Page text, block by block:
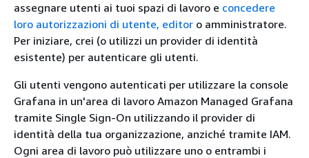
assegnare utenti ai tuoi spazi di lavoro e concedere
loro autorizzazioni di utente, editor o amministratore.
Per iniziare, crei (o utilizzi un provider di identità
esistente) per autenticare gli utenti.
Gli utenti vengono autenticati per utilizzare la console
Grafana in un'area di lavoro Amazon Managed Grafana
tramite Single Sign-On utilizzando il provider di
identità della tua organizzazione, anziché tramite IAM.
Ogni area di lavoro può utilizzare uno o entrambi i